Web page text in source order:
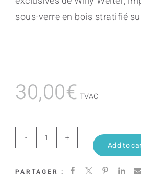
sous-verre en bois stratifié
30,00€ TVAC
Olga
Add to
PARTAGER :